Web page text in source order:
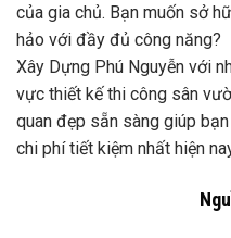
của gia chủ. Bạn muốn sở
hảo với đầy đủ công năng?
Xây Dựng Phú Nguyễn với
vực thiết kế thi công sân
quan đẹp sẵn sàng giúp
chi phí tiết kiệm nhất hiện